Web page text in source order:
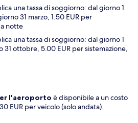
una tassa di soggiorno: dal giorno 1
31 marzo, 1.50 EUR per
notte
una tassa di soggiorno: dal giorno 1
31 ottobre, 5.00 EUR per sistemazione,
l'aeroporto è disponibile a un costo
EUR per veicolo (solo andata).